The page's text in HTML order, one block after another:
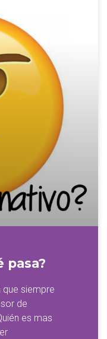
pasa?
siempre
de
es mas